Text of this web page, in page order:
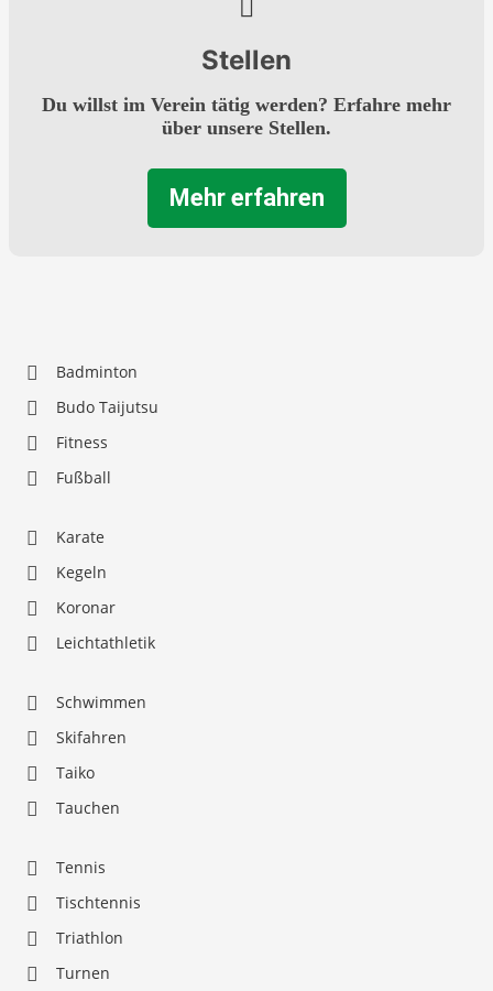
Stellen
Du willst im Verein tätig werden? Erfahre mehr
über unsere Stellen.
Mehr erfahren
Badminton
Budo Taijutsu
Fitness
Fußball
Karate
Kegeln
Koronar
Leichtathletik
Schwimmen
Skifahren
Taiko
Tauchen
Tennis
Tischtennis
Triathlon
Turnen